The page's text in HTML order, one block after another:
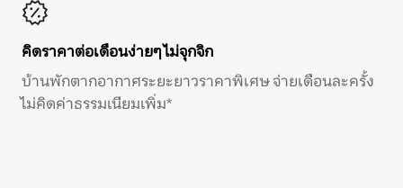
คิดราคาต่อเดือนง่ายๆ ไม่จุกจิก
บ้านพักตากอากาศระยะยาวราคาพิเศษ จ่ายเดือนละครั้ง
ไม่คิดค่าธรรมเนียมเพิ่ม*